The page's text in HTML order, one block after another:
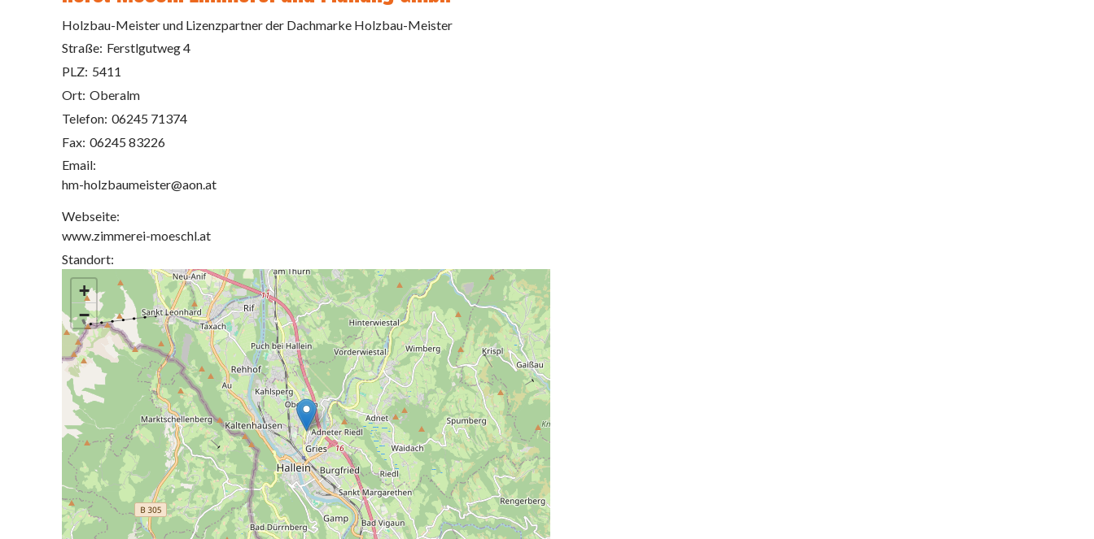
Holzbau-Meister und Lizenzpartner der Dachmarke Holzbau-Meister
Straße: Ferstlgutweg 4
PLZ: 5411
Ort: Oberalm
Telefon: 06245 71374
Fax: 06245 83226
Email:
hm-holzbaumeister@aon.at
Webseite:
www.zimmerei-moeschl.at
Standort:
+
−